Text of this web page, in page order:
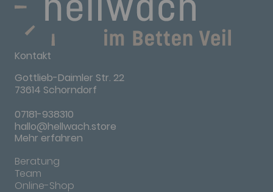
Kontakt
Gottlieb-Daimler Str. 22
73614 Schorndorf
07181-938310
hallo@hellwach.store
Mehr erfahren
Beratung
Team
Online-Shop